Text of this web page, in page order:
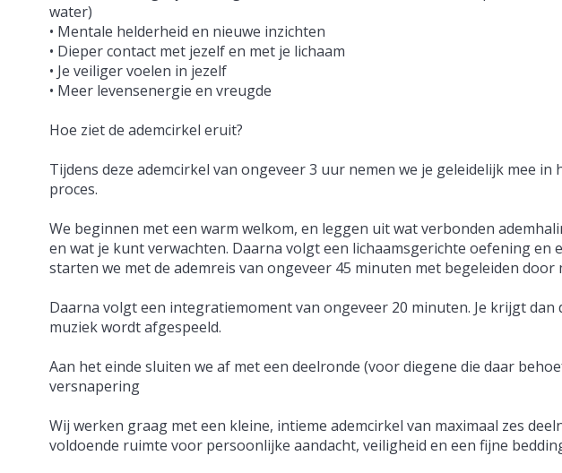
water)
• Mentale helderheid en nieuwe inzichten
• Dieper contact met jezelf en met je lichaam
• Je veiliger voelen in jezelf
• Meer levensenergie en vreugde
Hoe ziet de ademcirkel eruit?
Tijdens deze ademcirkel van ongeveer 3 uur nemen we je geleidelijk mee in
proces.
We beginnen met een warm welkom, en leggen uit wat verbonden
en wat je kunt verwachten. Daarna volgt een lichaamsgerichte oefening en
starten we met de ademreis van ongeveer 45 minuten met begeleiden door
Daarna volgt een integratiemoment van ongeveer 20 minuten. Je krijgt
muziek wordt afgespeeld.
Aan het einde sluiten we af met een deelronde (voor diegene die daar
versnapering
Wij werken graag met een kleine, intieme ademcirkel van maximaal zes
voldoende ruimte voor persoonlijke aandacht, veiligheid en een fijne